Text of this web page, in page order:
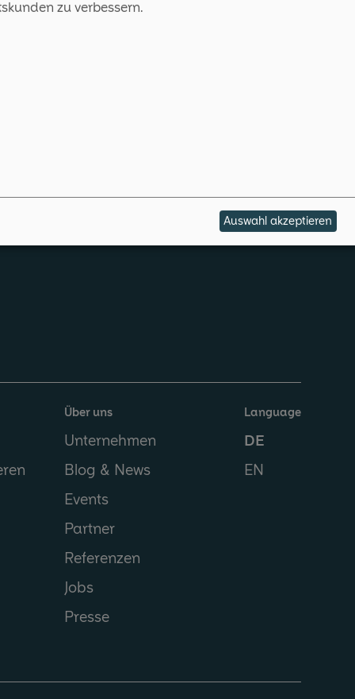
Über uns
Unternehmen
Blog & News
Events
Partner
Referenzen
Jobs
Presse
Language
DE
EN
zu verbessern.
Auswahl akzeptieren